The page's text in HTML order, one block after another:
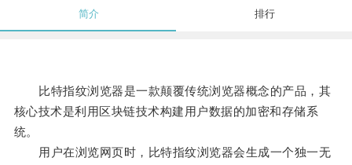
简介 排行
比特指纹浏览器是一款颠覆传统浏览器概念的产品，其
核心技术是利用区块链技术构建用户数据的加密和存储系
统。
用户在浏览网页时，比特指纹浏览器会生成一个独一无